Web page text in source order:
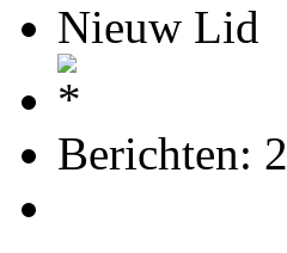
Nieuw Lid
Berichten: 2